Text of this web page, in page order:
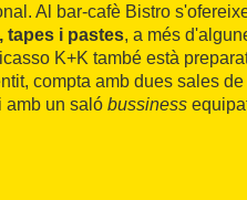
Al bar-cafè Bistro
tapes i pastes, a més
K+K també està
compta amb dues sales
amb un saló bussiness